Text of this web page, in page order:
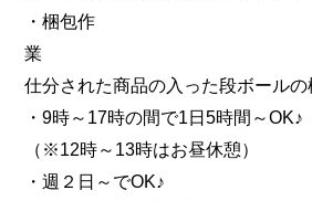
・梱包作
仕分された商品の入った段ボールの
・9時～17時の間で1日5時間～OK♪
（※12時～13時はお昼休憩）
・週２日～でOK♪